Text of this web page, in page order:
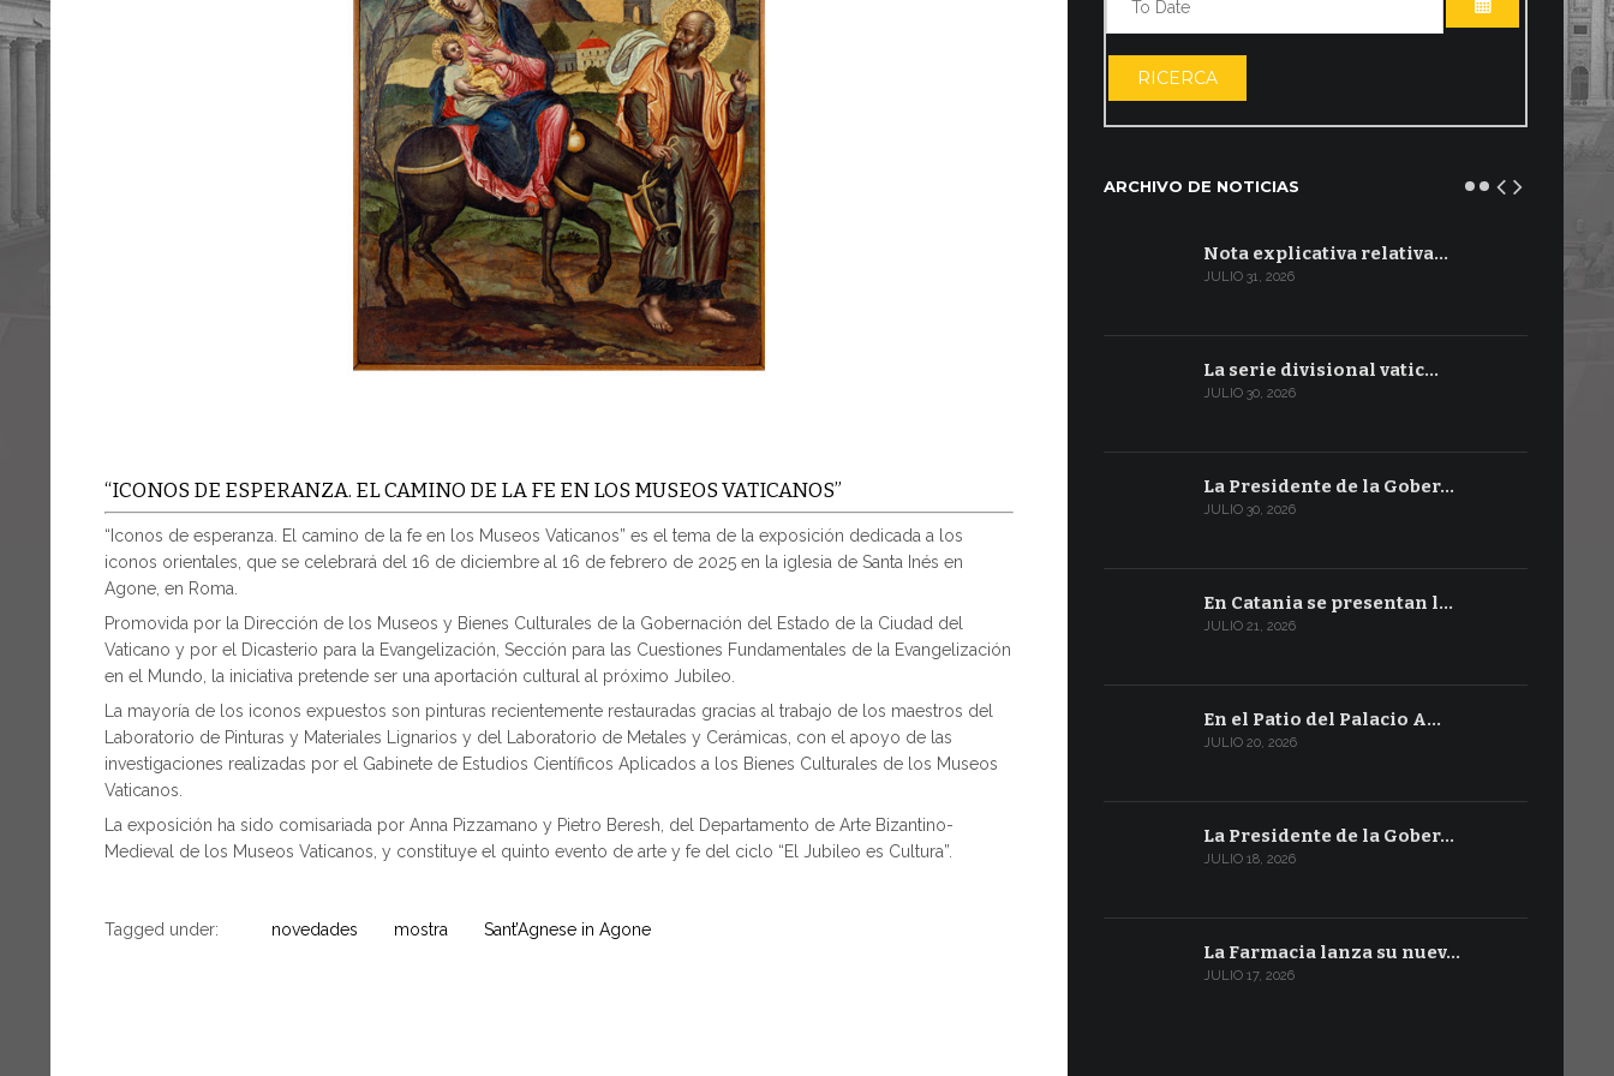
“ICONOS DE ESPERANZA. EL CAMINO DE LA FE EN LOS MUSEOS VATICANOS”
“Iconos de esperanza. El camino de la fe en los Museos Vaticanos” es el tema de la exposición dedicada a los
iconos orientales, que se celebrará del 16 de diciembre al 16 de febrero de 2025 en la iglesia de Santa Inés en
Agone, en Roma.
Promovida por la Dirección de los Museos y Bienes Culturales de la Gobernación del Estado de la Ciudad del
Vaticano y por el Dicasterio para la Evangelización, Sección para las Cuestiones Fundamentales de la Evangelización
en el Mundo, la iniciativa pretende ser una aportación cultural al próximo Jubileo.
La mayoría de los iconos expuestos son pinturas recientemente restauradas gracias al trabajo de los maestros del
Laboratorio de Pinturas y Materiales Lignarios y del Laboratorio de Metales y Cerámicas, con el apoyo de las
investigaciones realizadas por el Gabinete de Estudios Científicos Aplicados a los Bienes Culturales de los Museos
Vaticanos.
La exposición ha sido comisariada por Anna Pizzamano y Pietro Beresh, del Departamento de Arte Bizantino-
Medieval de los Museos Vaticanos, y constituye el quinto evento de arte y fe del ciclo “El Jubileo es Cultura”.
Tagged under: novedades mostra Sant’Agnese in Agone
ABRIR EL
RICERCA
ARCHIVO DE NOTICIAS
Nota explicativa relativa…
JULIO 31, 2026
La serie divisional vatic…
JULIO 30, 2026
La Presidente de la Gober…
JULIO 30, 2026
En Catania se presentan l…
JULIO 21, 2026
En el Patio del Palacio A…
JULIO 20, 2026
La Presidente de la Gober…
JULIO 18, 2026
La Farmacia lanza su nuev…
JULIO 17, 2026